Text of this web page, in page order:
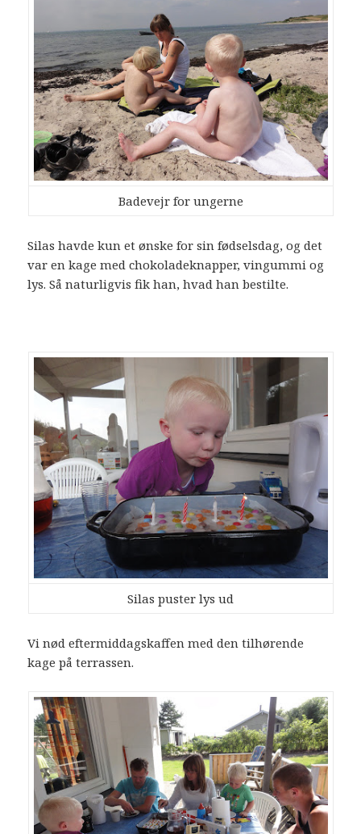
Badevejr for ungerne
Silas havde kun et ønske for sin fødselsdag, og det
var en kage med chokoladeknapper, vingummi og
lys. Så naturligvis fik han, hvad han bestilte.
Silas puster lys ud
Vi nød eftermiddagskaffen med den tilhørende
kage på terrassen.